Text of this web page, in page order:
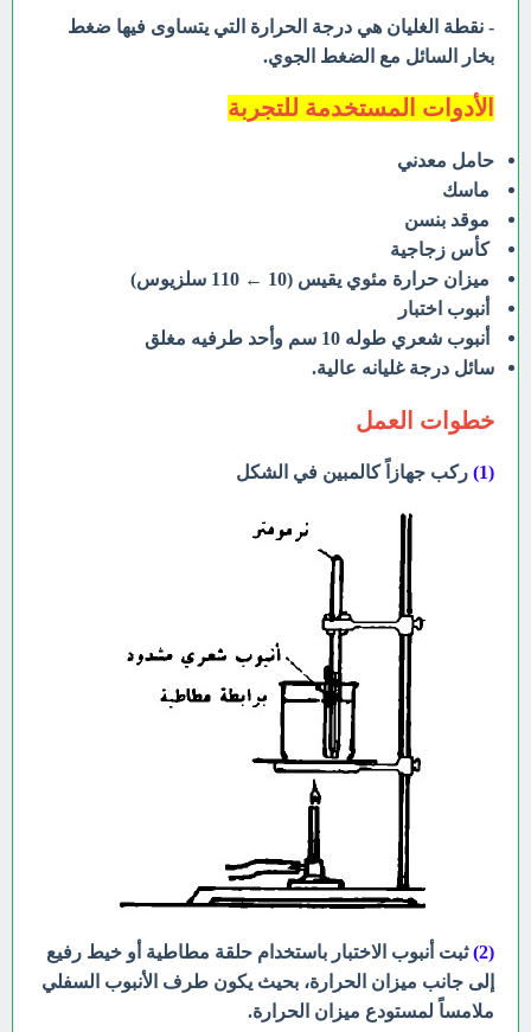
- نقطة الغليان هي درجة الحرارة التي يتساوى فيها ضغط
بخار السائل مع الضغط الجوي.
الأدوات المستخدمة للتجربة
حامل معدني
ماسك
موقد بنسن
كأس زجاجية
ميزان حرارة مئوي يقيس (10 ← 110 سلزيوس)
أنبوب اختبار
أنبوب شعري طوله 10 سم وأحد
طرفيه مغلق
سائل درجة غليانه عالية.
خطوات العمل
(1) ركب جهازاً كالمبين في الشكل
(2) ثبت أنبوب الاختبار باستخدام حلقة مطاطية أو خيط رفيع
إلى جانب ميزان الحرارة، بحيث يكون طرف الأنبوب السفلي
ملامساً لمستودع ميزان الحرارة.